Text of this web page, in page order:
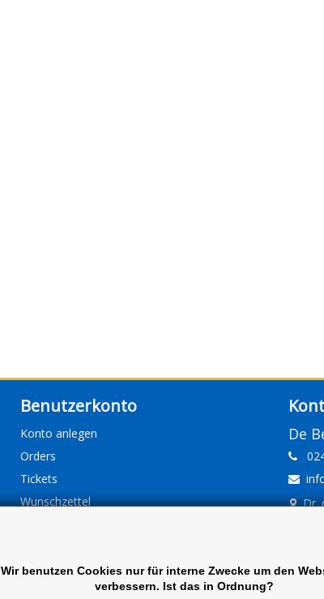
Benutzerkonto
Konto anlegen
Orders
Tickets
Wunschzettel
De
Dr.
KvK:
Wir benutzen Cookies nur für interne Zwecke um den
verbessern. Ist das in Ordnung?